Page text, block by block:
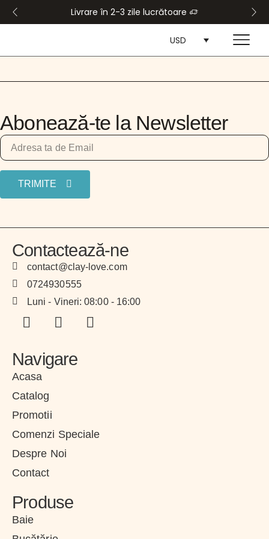
Livrare în 2-3 zile lucrătoare
USD
Abonează-te la Newsletter
TRIMITE
Contactează-ne
contact@clay-love.com
0724930555
Luni - Vineri: 08:00 - 16:00
Navigare
Acasa
Catalog
Promotii
Comenzi Speciale
Despre Noi
Contact
Produse
Baie